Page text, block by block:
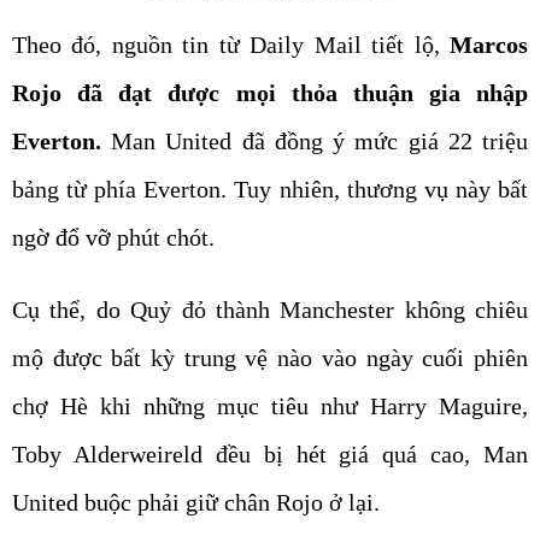
Theo đó, nguồn tin từ Daily Mail tiết lộ, Marcos
Rojo đã đạt được mọi thỏa thuận gia nhập
Everton. Man United đã đồng ý mức giá 22 triệu
bảng từ phía Everton. Tuy nhiên, thương vụ này bất
ngờ đổ vỡ phút chót.
Cụ thể, do Quỷ đỏ thành Manchester không chiêu
mộ được bất kỳ trung vệ nào vào ngày cuối phiên
chợ Hè khi những mục tiêu như Harry Maguire,
Toby Alderweireld đều bị hét giá quá cao, Man
United buộc phải giữ chân Rojo ở lại.